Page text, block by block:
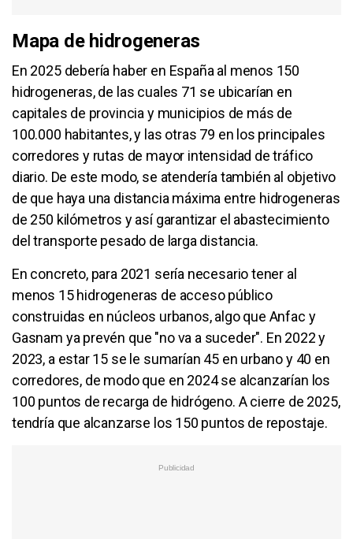
Mapa de hidrogeneras
En 2025 debería haber en España al menos 150
hidrogeneras, de las cuales 71 se ubicarían en
capitales de provincia y municipios de más de
100.000 habitantes, y las otras 79 en los principales
corredores y rutas de mayor intensidad de tráfico
diario. De este modo, se atendería también al objetivo
de que haya una distancia máxima entre hidrogeneras
de 250 kilómetros y así garantizar el abastecimiento
del transporte pesado de larga distancia.
En concreto, para 2021 sería necesario tener al
menos 15 hidrogeneras de acceso público
construidas en núcleos urbanos, algo que Anfac y
Gasnam ya prevén que "no va a suceder". En 2022 y
2023, a estar 15 se le sumarían 45 en urbano y 40 en
corredores, de modo que en 2024 se alcanzarían los
100 puntos de recarga de hidrógeno. A cierre de 2025,
tendría que alcanzarse los 150 puntos de repostaje.